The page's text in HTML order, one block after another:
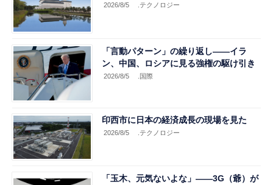
2026/8/5 .テクノロジー
「言動パターン」の繰り返し――イラ
ン、中国、ロシアに見る強権の駆け引き
2026/8/5 .国際
印西市に日本の経済成長の現場を見た
2026/8/5 .テクノロジー
「玉木、元気ないよな」――3G（爺）が